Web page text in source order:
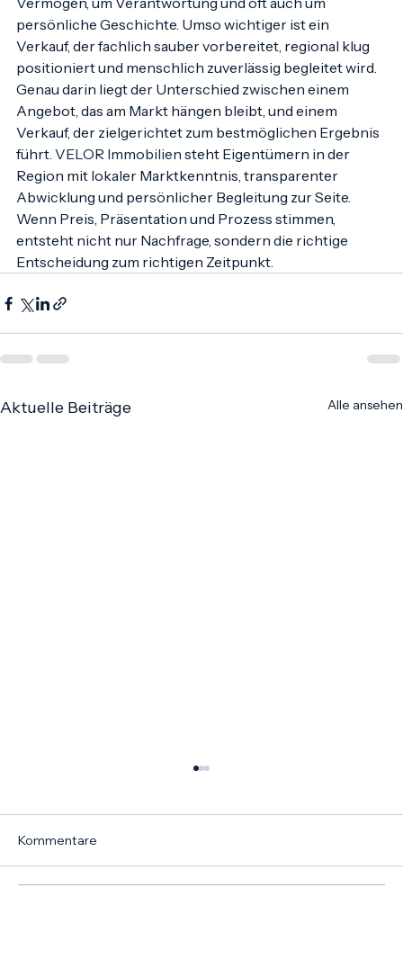
nicht einfach Mauern und Quadratmeter. Es geht um
Vermögen, um Verantwortung und oft auch um
persönliche Geschichte. Umso wichtiger ist ein
Verkauf, der fachlich sauber vorbereitet, regional klug
positioniert und menschlich zuverlässig begleitet wird.
Genau darin liegt der Unterschied zwischen einem
Angebot, das am Markt hängen bleibt, und einem
Verkauf, der zielgerichtet zum bestmöglichen Ergebnis
führt. VELOR Immobilien steht Eigentümern in der
Region mit lokaler Marktkenntnis, transparenter
Abwicklung und persönlicher Begleitung zur Seite.
Wenn Preis, Präsentation und Prozess stimmen,
entsteht nicht nur Nachfrage, sondern die richtige
Entscheidung zum richtigen Zeitpunkt.
Kommentare